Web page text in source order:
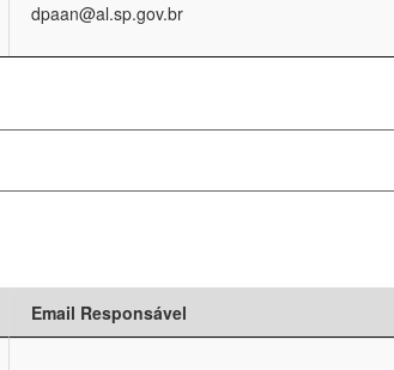
dpaan@al.sp.gov.br
Email Responsável